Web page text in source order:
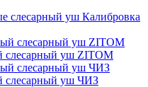
слесарный уш Калибровка
слесарный уш ZITOM
слесарный уш ЧИЗ